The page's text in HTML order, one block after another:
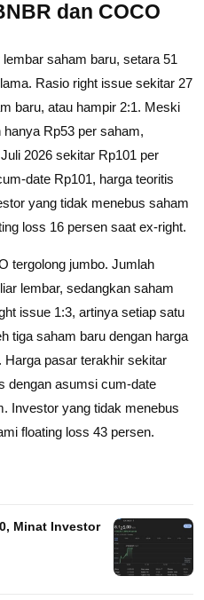
dan COCO
saham baru, setara 51
Rasio right issue sekitar 27
baru, atau hampir 2:1. Meski
Rp53 per saham,
2026 sekitar Rp101 per
date Rp101, harga teoritis
yang tidak menebus saham
loss 16 persen saat ex-right.
tergolong jumbo. Jumlah
lembar, sedangkan saham
issue 1:3, artinya setiap satu
tiga saham baru dengan harga
Harga pasar terakhir sekitar
dengan asumsi cum-date
Investor yang tidak menebus
floating loss 43 persen.
Minat Investor